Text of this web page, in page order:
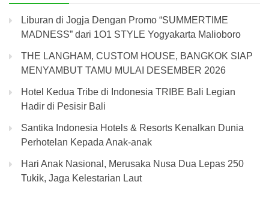
Liburan di Jogja Dengan Promo “SUMMERTIME
MADNESS” dari 1O1 STYLE Yogyakarta Malioboro
THE LANGHAM, CUSTOM HOUSE, BANGKOK SIAP
MENYAMBUT TAMU MULAI DESEMBER 2026
Hotel Kedua Tribe di Indonesia TRIBE Bali Legian
Hadir di Pesisir Bali
Santika Indonesia Hotels & Resorts Kenalkan Dunia
Perhotelan Kepada Anak-anak
Hari Anak Nasional, Merusaka Nusa Dua Lepas 250
Tukik, Jaga Kelestarian Laut